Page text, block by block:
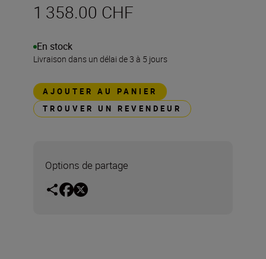
1 358.00 CHF
En stock
Livraison dans un délai de 3 à 5 jours
AJOUTER AU PANIER
TROUVER UN REVENDEUR
Options de partage